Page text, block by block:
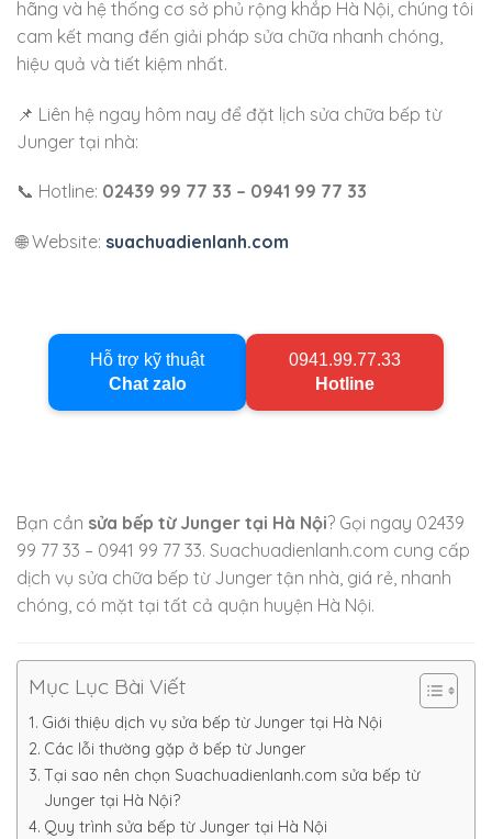
hãng và hệ thống cơ sở phủ rộng khắp Hà Nội, chúng tôi
cam kết mang đến giải pháp sửa chữa nhanh chóng,
hiệu quả và tiết kiệm nhất.
📌 Liên hệ ngay hôm nay để đặt lịch sửa chữa bếp từ
Junger tại nhà:
📞 Hotline: 02439 99 77 33 – 0941 99 77 33
🌐 Website: suachuadienlanh.com
Hỗ trợ kỹ thuật
Chat zalo
0941.99.77.33
Hotline
Bạn cần sửa bếp từ Junger tại Hà Nội? Gọi ngay 02439
99 77 33 – 0941 99 77 33. Suachuadienlanh.com cung cấp
dịch vụ sửa chữa bếp từ Junger tận nhà, giá rẻ, nhanh
chóng, có mặt tại tất cả quận huyện Hà Nội.
Mục Lục Bài Viết
Giới thiệu dịch vụ sửa bếp từ Junger tại Hà Nội
Các lỗi thường gặp ở bếp từ Junger
Tại sao nên chọn Suachuadienlanh.com sửa bếp từ
Junger tại Hà Nội?
Quy trình sửa bếp từ Junger tại Hà Nội